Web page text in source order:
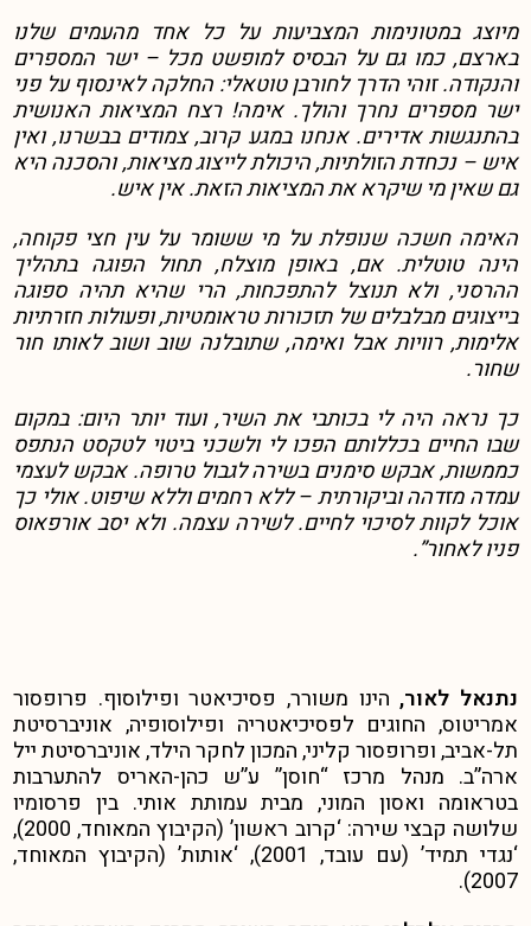
מיוצג במטונימות המצביעות על כל אחד מהעמים שלנו
בארצם, כמו גם על הבסיס למופשט מכל – ישר המספרים
והנקודה. זוהי הדרך לחורבן טוטאלי: החלקה לאינסוף על פני
ישר מספרים נחרך והולך. אימה! רצח המציאות האנושית
בהתנגשות אדירים. אנחנו במגע קרוב, צמודים בבשרנו, ואין
איש – נכחדת הזולתיות, היכולת לייצוג מציאות, והסכנה היא
גם שאין מי שיקרא את המציאות הזאת. אין איש.
האימה חשכה שנופלת על מי ששומר על עין חצי פקוחה,
הינה טוטלית. אם, באופן מוצלח, תחול הפוגה בתהליך
ההרסני, ולא תנוצל להתפכחות, הרי שהיא תהיה ספוגה
בייצוגים מבלבלים של תזכורות טראומטיות, ופעולות חזרתיות
אלימות, רוויות אבל ואימה, שתובלנה שוב ושוב לאותו חור
שחור.
כך נראה היה לי בכותבי את השיר, ועוד יותר היום: במקום
שבו החיים בכללותם הפכו לי ולשכני ביטוי לטקסט הנתפס
כממשות, אבקש סימנים בשירה לגבול טרופה. אבקש לעצמי
עמדה מזדהה וביקורתית – ללא רחמים וללא שיפוט. אולי כך
אוכל לקוות לסיכוי לחיים. לשירה עצמה. ולא יסב אורפאוס
פניו לאחור”.
נתנאל לאור, הינו משורר, פסיכיאטר ופילוסוף. פרופסור
אמריטוס, החוגים לפסיכיאטריה ופילוסופיה, אוניברסיטת
תל-אביב, ופרופסור קליני, המכון לחקר הילד, אוניברסיטת ייל
ארה”ב. מנהל מרכז “חוסן” ע”ש כהן-האריס להתערבות
בטראומה ואסון המוני, מבית עמותת אותי. בין פרסומיו
שלושה קבצי שירה: ‘קרוב ראשון’ (הקיבוץ המאוחד, 2000),
‘נגדי תמיד’ (עם עובד, 2001), ‘אותות’ (הקיבוץ המאוחד,
2007).